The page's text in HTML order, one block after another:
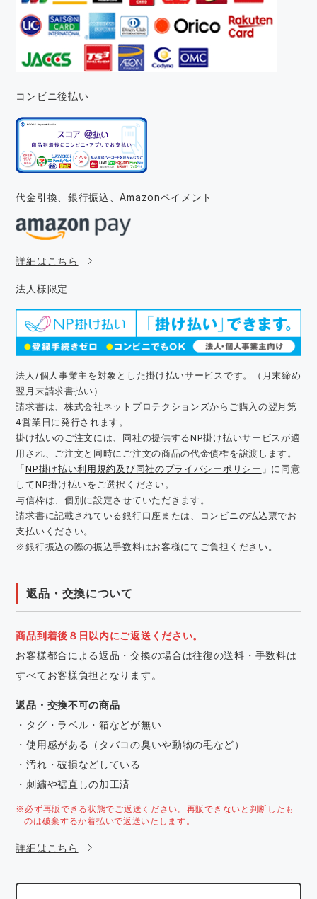
コンビニ後払い
代金引換、銀行振込、Amazonペイメント
詳細はこちら
法人様限定
法人/個人事業主を対象とした掛け払いサービスです。（月末締め
翌月末請求書払い）
請求書は、株式会社ネットプロテクションズからご購入の翌月第
4営業日に発行されます。
掛け払いのご注文には、同社の提供するNP掛け払いサービスが適
用され、ご注文と同時にご注文の商品の代金債権を譲渡します。
「NP掛け払い利用規約及び同社のプライバシーポリシー 」に同意
してNP掛け払いをご選択ください。
与信枠は、個別に設定させていただきます。
請求書に記載されている銀行口座または、コンビニの払込票でお
支払いください。
※銀行振込の際の振込手数料はお客様にてご負担ください。
返品・交換について
商品到着後８日以内にご返送ください。
お客様都合による返品・交換の場合は往復の送料・手数料は
すべてお客様負担となります。
返品・交換不可の商品
・タグ・ラベル・箱などが無い
・使用感がある（タバコの臭いや動物の毛など）
・汚れ・破損などしている
・刺繍や裾直しの加工済
※必ず再販できる状態でご返送ください。再販できないと判断したも
のは破棄するか着払いで返送いたします。
詳細はこちら